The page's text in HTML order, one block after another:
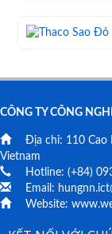
CÔNG TY CÔNG
Địa chỉ: 110 Cao
Vietnam
Hotline: (+84)
Email:
Website: